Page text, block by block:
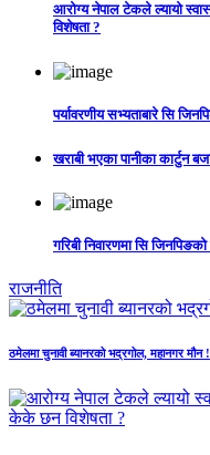
आरोग्य नेपाल टेकले ल्यायो
विशेषता ?
पर्यावरणीय सभ्यताबारे सि
खराबी भएका पानीका कार्टुन
गरिबी निवारणमा सि
राजनीति
ठमेलमा चुनावी ब्यानरको भद्रगोल, महानगर मौन !